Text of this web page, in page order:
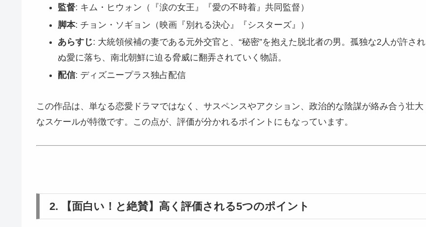
監督: キム・ヒウォン（『涙の女王』『愛の不時着』共同監督）
脚本: チョン・ソギョン（映画『別れる決心』『シスターズ』）
あらすじ: 大統領候補の妻である元外交官と、“秘密”を抱えた脱北者の男。孤独な2人が許され
ぬ愛に落ち、南北朝鮮に迫る脅威に翻弄されていく物語。
配信: ディズニープラス独占配信
この作品は、単なる恋愛ドラマではなく、サスペンスやアクション、政治的な陰謀が絡み合う壮大
なスケールが特徴です。この点が、評価が分かれるポイントにもなっています。
2. 【面白い！と絶賛】高く評価される5つのポイント